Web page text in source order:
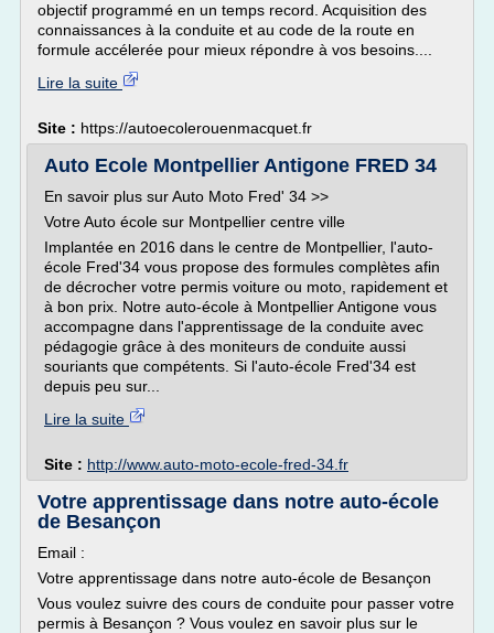
objectif programmé en un temps record. Acquisition des
connaissances à la conduite et au code de la route en
formule accélerée pour mieux répondre à vos besoins....
Lire la suite
Site : https://autoecolerouenmacquet.fr
Auto Ecole Montpellier Antigone FRED 34
En savoir plus sur Auto Moto Fred' 34 >>
Votre Auto école sur Montpellier centre ville
Implantée en 2016 dans le centre de Montpellier, l'auto-
école Fred'34 vous propose des formules complètes afin
de décrocher votre permis voiture ou moto, rapidement et
à bon prix. Notre auto-école à Montpellier Antigone vous
accompagne dans l'apprentissage de la conduite avec
pédagogie grâce à des moniteurs de conduite aussi
souriants que compétents. Si l'auto-école Fred'34 est
depuis peu sur...
Lire la suite
Site : http://www.auto-moto-ecole-fred-34.fr
Votre apprentissage dans notre auto-école
de Besançon
Email :
Votre apprentissage dans notre auto-école de Besançon
Vous voulez suivre des cours de conduite pour passer votre
permis à Besançon ? Vous voulez en savoir plus sur le